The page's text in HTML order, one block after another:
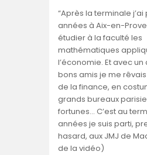
“Après la terminale
années à Aix-en-
étudier à la faculté les
mathématiques
l’économie. Et avec
bons amis je me
de la finance, en
grands bureaux
fortunes… C’est au
années je suis parti,
hasard, aux JMJ de
de la vidéo)